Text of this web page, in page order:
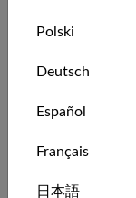
velejar hoje.
Entre no nosso
Polski
Deutsch
Español
Français
日本語